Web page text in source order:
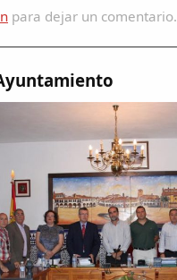
para dejar un comentario.